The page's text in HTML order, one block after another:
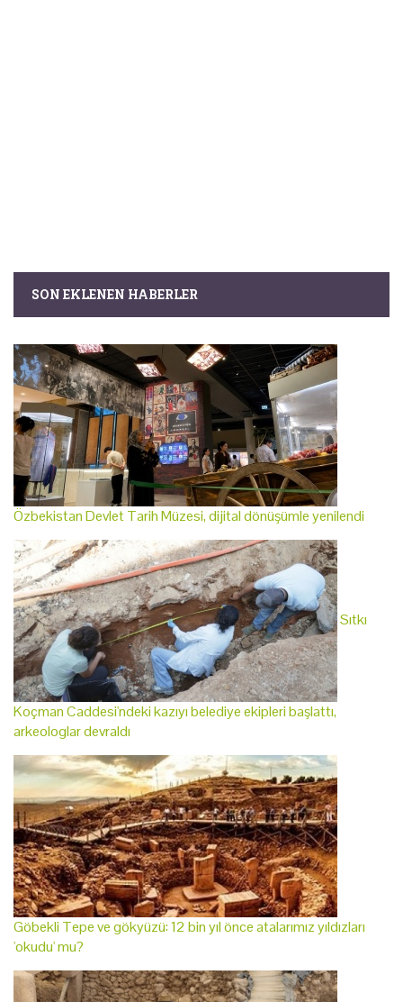
SON EKLENEN HABERLER
Özbekistan Devlet Tarih Müzesi, dijital dönüşümle yenilendi
Sıtkı
Koçman Caddesi'ndeki kazıyı belediye ekipleri başlattı,
arkeologlar devraldı
Göbekli Tepe ve gökyüzü: 12 bin yıl önce atalarımız yıldızları
'okudu' mu?